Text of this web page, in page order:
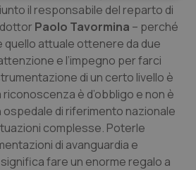
il responsabile del reparto di
Paolo Tavormina – perché
quello attuale ottenere da due
e l’impegno per farci
di un certo livello è
riconoscenza è d’obbligo e non è
di riferimento nazionale
complesse. Poterle
di avanguardia e
fare un enorme regalo a
Preferenze
Statistici
Marketing